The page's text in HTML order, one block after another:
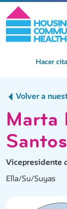
Hacer cita
Volver a
Marta
Vicepresidente
Ella/Su/Suyas